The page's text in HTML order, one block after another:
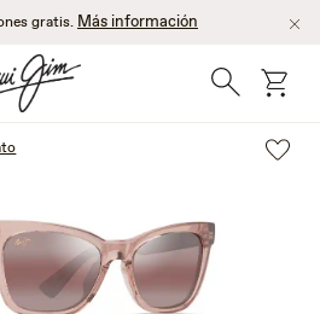
gratis. Más información
BúsquedaCarro